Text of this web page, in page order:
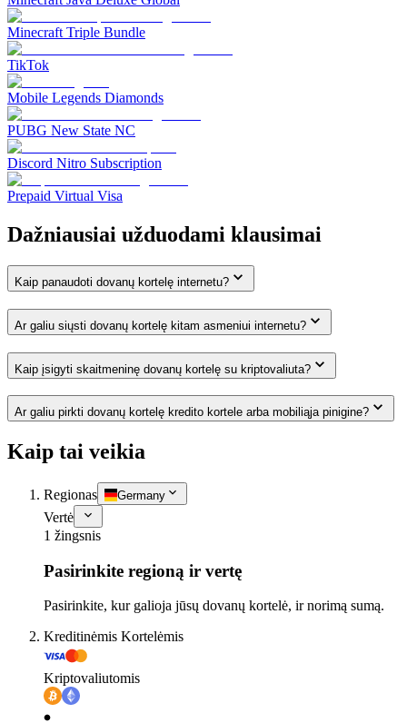
Minecraft Triple Bundle
TikTok
Mobile Legends Diamonds
PUBG New State NC
Discord Nitro Subscription
Prepaid Virtual Visa
Dažniausiai užduodami klausimai
Kaip panaudoti dovanų kortelę internetu?
Ar galiu siųsti dovanų kortelę kitam asmeniui internetu?
Kaip įsigyti skaitmeninę dovanų kortelę su kriptovaliuta?
Ar galiu pirkti dovanų kortelę kredito kortele arba mobiliąja pinigine?
Kaip tai veikia
Regionas Germany
Vertė
1 žingsnis
Pasirinkite regioną ir vertę
Pasirinkite, kur galioja jūsų dovanų kortelė, ir norimą sumą.
Kreditinėmis Kortelėmis
Kriptovaliutomis